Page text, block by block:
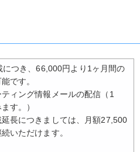
につき、66,000円より1ヶ月間の
です。
ティング情報メールの配信（1
す。）
延長につきましては、月額27,500
いただけます。